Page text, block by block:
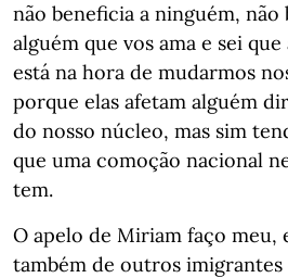
não beneficia a ninguém,
alguém que vos ama e sei
está na hora de mudarmos
porque elas afetam alguém
do nosso núcleo, mas sim
que uma comoção nacional
tem.
O apelo de Miriam faço meu,
também de outros